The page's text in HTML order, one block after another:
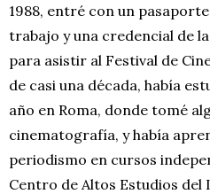
1988, entré con un
trabajo y una credencial de
para asistir al Festival de
de casi una década, había
año en Roma, donde tomé
cinematografía, y había
periodismo en cursos
Centro de Altos Estudios